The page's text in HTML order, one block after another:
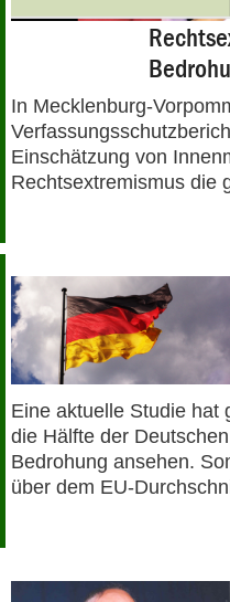
In Mecklenburg-
Einschätzung von
Rechtsextremismus die
Eine aktuelle Studie hat
die Hälfte der
Bedrohung ansehen.
über dem EU-